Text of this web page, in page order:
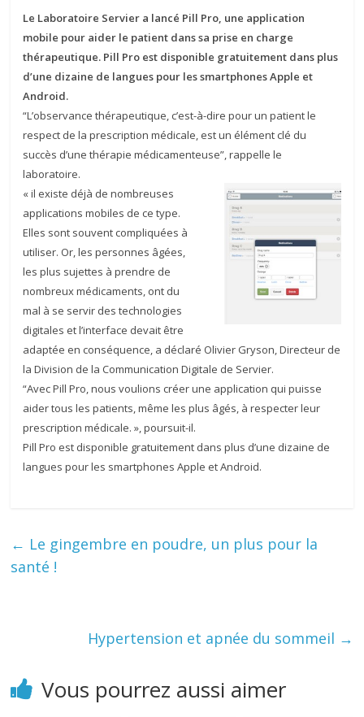
Le Laboratoire Servier a lancé Pill Pro, une application
mobile pour aider le patient dans sa prise en charge
thérapeutique. Pill Pro est disponible gratuitement dans plus
d’une dizaine de langues pour les smartphones Apple et
Android.
“L’observance thérapeutique, c’est-à-dire pour un patient le
respect de la prescription médicale, est un élément clé du
succès d’une thérapie médicamenteuse”, rappelle le
laboratoire.
« il existe déjà de nombreuses
applications mobiles de ce type.
Elles sont souvent compliquées à
utiliser. Or, les personnes âgées,
les plus sujettes à prendre de
nombreux médicaments, ont du
mal à se servir des technologies
digitales et l’interface devait être
adaptée en conséquence, a déclaré Olivier Gryson, Directeur de
la Division de la Communication Digitale de Servier.
“Avec Pill Pro, nous voulions créer une application qui puisse
aider tous les patients, même les plus âgés, à respecter leur
prescription médicale. », poursuit-il.
Pill Pro est disponible gratuitement dans plus d’une dizaine de
langues pour les smartphones Apple et Android.
← Le gingembre en poudre, un plus pour la
santé !
Hypertension et apnée du sommeil →
Vous pourrez aussi aimer